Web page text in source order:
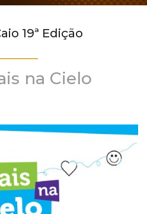
19ª Edição
na Cielo